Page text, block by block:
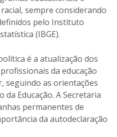
sempre considerando
pelo Instituto
(IBGE).
é a atualização dos
da educação
seguindo as orientações
Educação. A Secretaria
permanentes de
da autodeclaração